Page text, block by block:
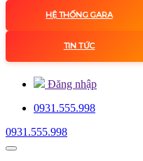
HỆ THỐNG GARA
TIN TỨC
Đăng nhập
0931.555.998
0931.555.998